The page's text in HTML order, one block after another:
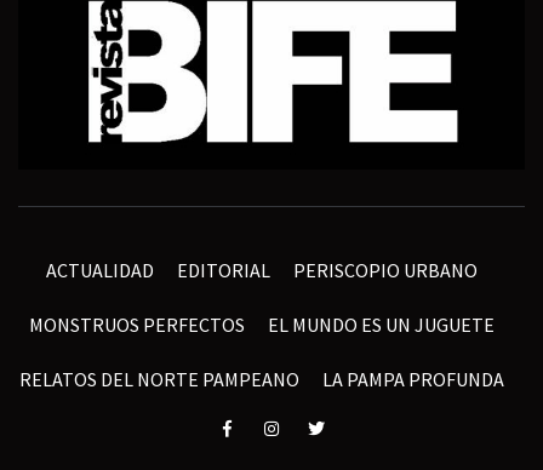
ACTUALIDAD EDITORIAL PERISCOPIO URBANO
MONSTRUOS PERFECTOS EL MUNDO ES UN JUGUETE
RELATOS DEL NORTE PAMPEANO LA PAMPA PROFUNDA
ElementoElementoElemento